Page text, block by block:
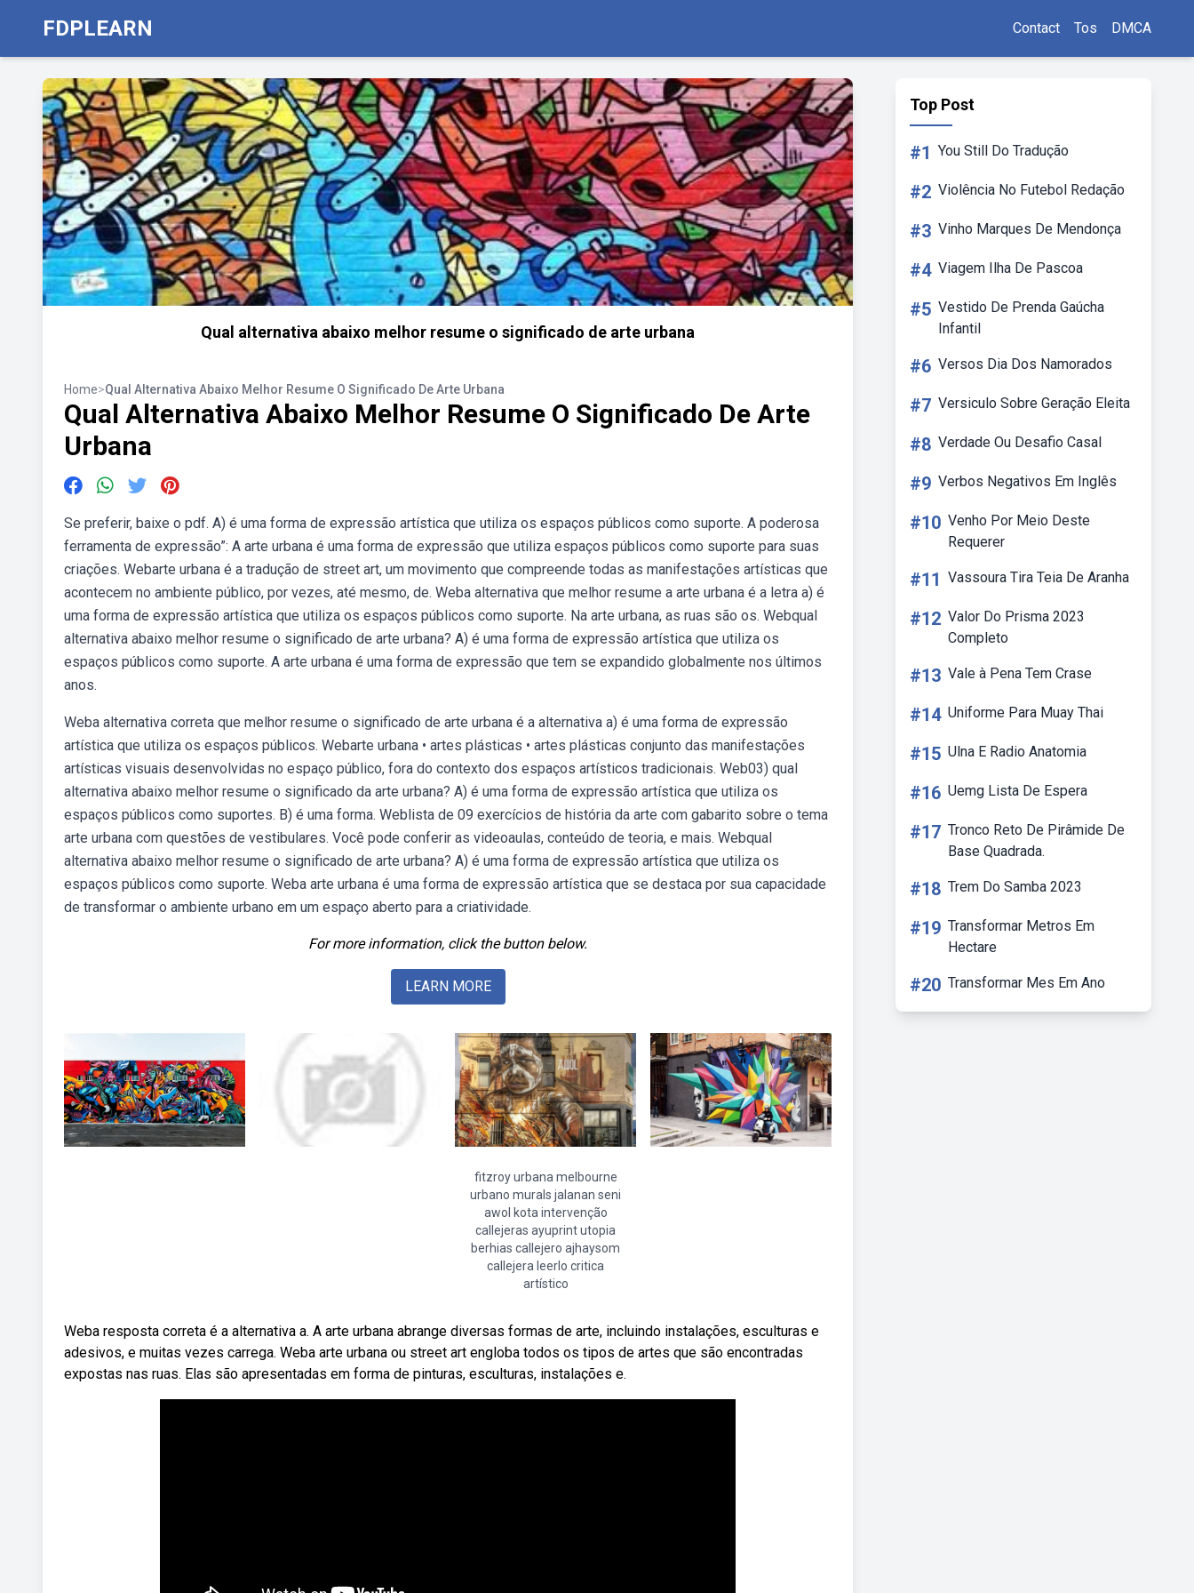
FDPLEARN Contact Tos DMCA
Qual alternativa abaixo melhor resume o significado de arte urbana
Home>Qual Alternativa Abaixo Melhor Resume O Significado De Arte Urbana
Qual Alternativa Abaixo Melhor Resume O Significado De Arte
Urbana
Se preferir, baixe o pdf. A) é uma forma de expressão artística que utiliza os espaços públicos como suporte. A poderosa
ferramenta de expressão”: A arte urbana é uma forma de expressão que utiliza espaços públicos como suporte para suas
criações. Webarte urbana é a tradução de street art, um movimento que compreende todas as manifestações artísticas que
acontecem no ambiente público, por vezes, até mesmo, de. Weba alternativa que melhor resume a arte urbana é a letra a) é
uma forma de expressão artística que utiliza os espaços públicos como suporte. Na arte urbana, as ruas são os. Webqual
alternativa abaixo melhor resume o significado de arte urbana? A) é uma forma de expressão artística que utiliza os
espaços públicos como suporte. A arte urbana é uma forma de expressão que tem se expandido globalmente nos últimos
anos.
Weba alternativa correta que melhor resume o significado de arte urbana é a alternativa a) é uma forma de expressão
artística que utiliza os espaços públicos. Webarte urbana • artes plásticas • artes plásticas conjunto das manifestações
artísticas visuais desenvolvidas no espaço público, fora do contexto dos espaços artísticos tradicionais. Web03) qual
alternativa abaixo melhor resume o significado da arte urbana? A) é uma forma de expressão artística que utiliza os
espaços públicos como suportes. B) é uma forma. Weblista de 09 exercícios de história da arte com gabarito sobre o tema
arte urbana com questões de vestibulares. Você pode conferir as videoaulas, conteúdo de teoria, e mais. Webqual
alternativa abaixo melhor resume o significado de arte urbana? A) é uma forma de expressão artística que utiliza os
espaços públicos como suporte. Weba arte urbana é uma forma de expressão artística que se destaca por sua capacidade
de transformar o ambiente urbano em um espaço aberto para a criatividade.
For more information, click the button below.
LEARN MORE
fitzroy urbana melbourne
urbano murals jalanan seni
awol kota intervenção
callejeras ayuprint utopia
berhias callejero ajhaysom
callejera leerlo critica
artístico
Weba resposta correta é a alternativa a. A arte urbana abrange diversas formas de arte, incluindo instalações, esculturas e
adesivos, e muitas vezes carrega. Weba arte urbana ou street art engloba todos os tipos de artes que são encontradas
expostas nas ruas. Elas são apresentadas em forma de pinturas, esculturas, instalações e.
Top Post
#1 You Still Do Tradução
#2 Violência No Futebol Redação
#3 Vinho Marques De Mendonça
#4 Viagem Ilha De Pascoa
#5 Vestido De Prenda Gaúcha
Infantil
#6 Versos Dia Dos Namorados
#7 Versiculo Sobre Geração Eleita
#8 Verdade Ou Desafio Casal
#9 Verbos Negativos Em Inglês
#10 Venho Por Meio Deste
Requerer
#11 Vassoura Tira Teia De Aranha
#12 Valor Do Prisma 2023
Completo
#13 Vale à Pena Tem Crase
#14 Uniforme Para Muay Thai
#15 Ulna E Radio Anatomia
#16 Uemg Lista De Espera
#17 Tronco Reto De Pirâmide De
Base Quadrada.
#18 Trem Do Samba 2023
#19 Transformar Metros Em
Hectare
#20 Transformar Mes Em Ano